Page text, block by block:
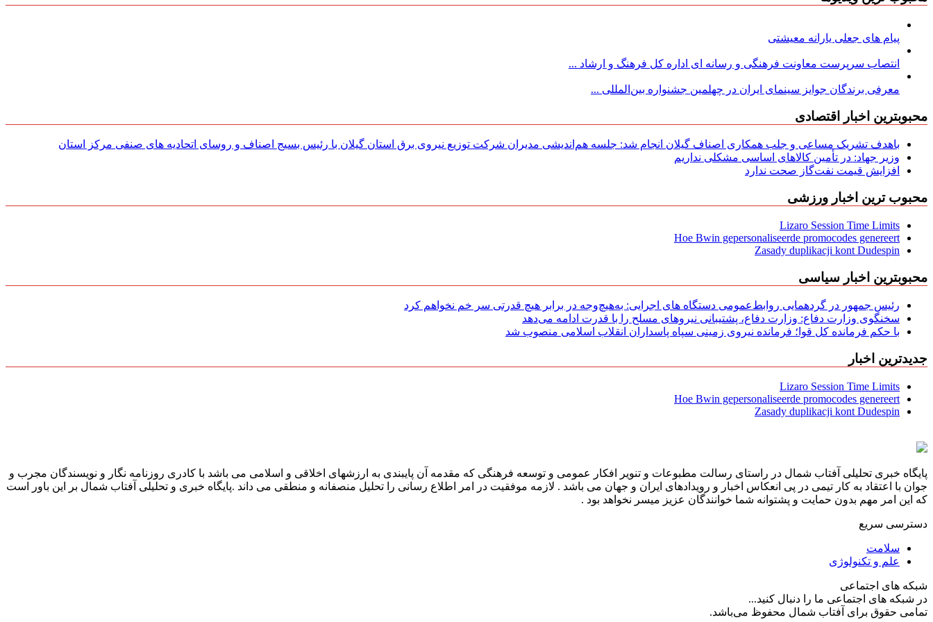
پیام های جعلی یارانه معیشتی
انتصاب سرپرست معاونت فرهنگی و رسانه ای اداره کل فرهنگ و ارشاد ...
معرفی برندگان جوایز سینمای ایران در چهلمین جشنواره بین‌المللی ...
محبوبترین اخبار اقتصادی
باهدف تشریک مساعی و جلب همکاری اصناف گیلان انجام شد: جلسه هم‌اندیشی مدیران شركت توزیع نیروی برق استان گیلان با رئیس بسیج اصناف و روسای اتحادیه های صنفی مركز استان
وزیر جهاد: در تأمین کالاهای اساسی مشکلی نداریم
افزایش قیمت نفت‌گاز صحت ندارد
محبوب ترین اخبار ورزشی
Lizaro Session Time Limits
Hoe Bwin gepersonaliseerde promocodes genereert
Zasady duplikacji kont Dudespin
محبوبترین اخبار سیاسی
رئیس جمهور در گردهمایی روابط‌عمومی دستگاه های اجرایی: به‌هیچ‌وجه در برابر هیچ قدرتی سر خم نخواهم کرد
سخنگوی وزارت دفاع: وزارت دفاع، پشتیبانی نیرو‌های مسلح را با قدرت ادامه می‌دهد
با حکم فرمانده کل قوا؛ فرمانده نیروی زمینی سپاه پاسداران انقلاب اسلامی منصوب شد
جدیدترین اخبار
Lizaro Session Time Limits
Hoe Bwin gepersonaliseerde promocodes genereert
Zasady duplikacji kont Dudespin
پایگاه خبری تحلیلی آفتاب شمال در راستای رسالت مطبوعات و تنویر افکار عمومی و توسعه فرهنگی که مقدمه آن پایبندی به ارزشهای اخلاقی و اسلامی می باشد با کادری روزنامه نگار و نویسندگان مجرب و
جوان با اعتقاد به کار تیمی در پی انعکاس اخبار و رویدادهای ایران و جهان می باشد . لازمه موفقیت در امر اطلاع رسانی را تحلیل منصفانه و منطقی می داند .پایگاه خبری و تحلیلی آفتاب شمال بر این باور است
که این امر مهم بدون حمایت و پشتوانه شما خوانندگان عزیز میسر نخواهد بود .
دسترسی سریع
سلامت
علم و تکنولوژی
شبکه های اجتماعی
در شبکه های اجتماعی ما را دنبال کنید...
تمامی حقوق برای آفتاب شمال محفوظ می‌باشد.